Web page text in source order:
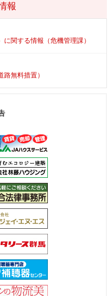
報
関する情報（危機管理課）
無料措置）